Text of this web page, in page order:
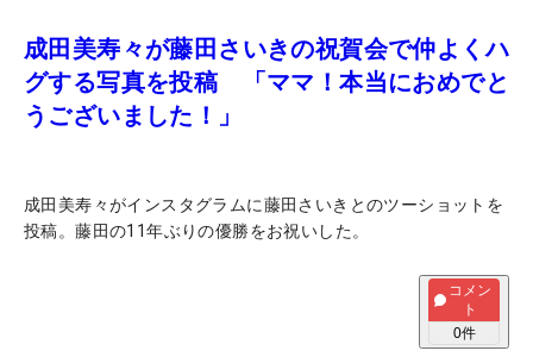
成田美寿々が藤田さいきの祝賀会で仲よくハ
グする写真を投稿 「ママ！本当におめでと
うございました！」
成田美寿々がインスタグラムに藤田さいきとのツーショットを
投稿。藤田の11年ぶりの優勝をお祝いした。
コメン
ト
0件